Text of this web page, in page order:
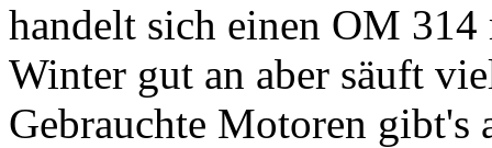
handelt sich einen OM
Winter gut an aber säuft
Gebrauchte Motoren gibt's